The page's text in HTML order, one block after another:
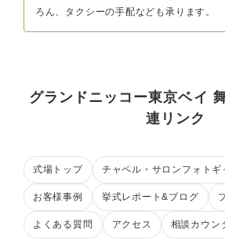
ろん、タクシーの手配なども承ります。
グランドニッコー東京ベイ
連リンク
式場トップ チャペル・サロンフォトギ
お客様事例 挙式レポート&ブログ
よくある質問 アクセス 相談カウン